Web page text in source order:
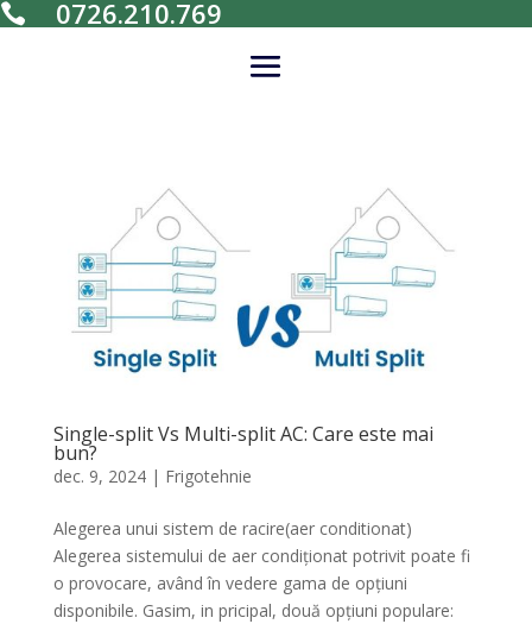
 0726.210.769
Single-split Vs Multi-split AC: Care este mai
bun?
dec. 9, 2024| Frigotehnie
Alegerea unui sistem de racire(aer conditionat)
Alegerea sistemului de aer condiționat potrivit poate fi
o provocare, având în vedere gama de opțiuni
disponibile. Gasim, in pricipal, două opțiuni populare: